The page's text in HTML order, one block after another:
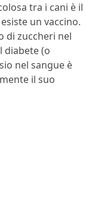
tra i cani è il
un vaccino.
di zuccheri nel
diabete (o
nel sangue è
il suo